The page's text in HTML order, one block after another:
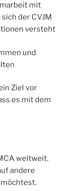
mit
der CVJM
versteht
und
Ziel vor
es mit dem
weltweit.
andere
möchtest.